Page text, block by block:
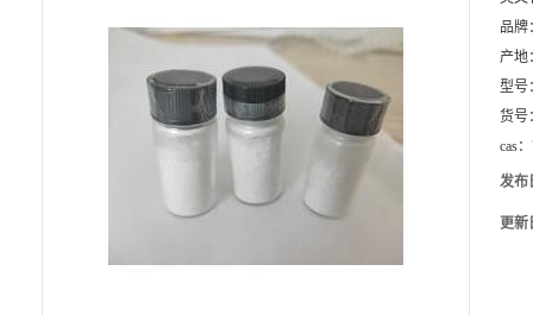
品牌
产地
型号
货号
cas：
发布
更新